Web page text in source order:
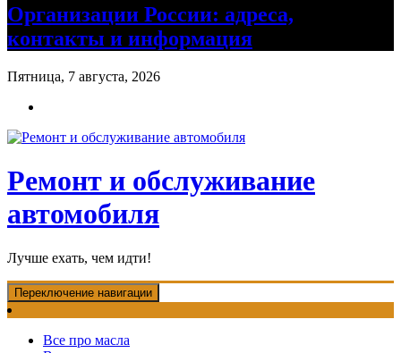
Организации России: адреса,
контакты и информация
Пятница, 7 августа, 2026
Ремонт и обслуживание
автомобиля
Лучше ехать, чем идти!
Переключение навигации
Все про масла